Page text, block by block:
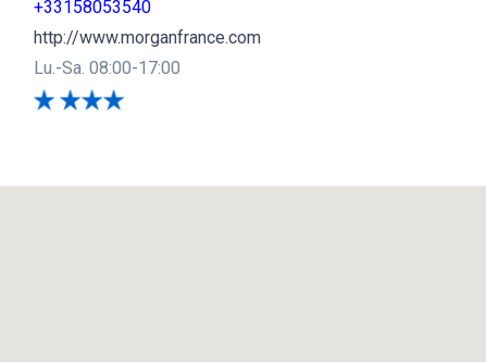
+33158053540
http://www.morganfrance.com
Lu.-Sa. 08:00-17:00